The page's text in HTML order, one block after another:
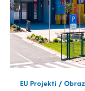
EU Projekti /